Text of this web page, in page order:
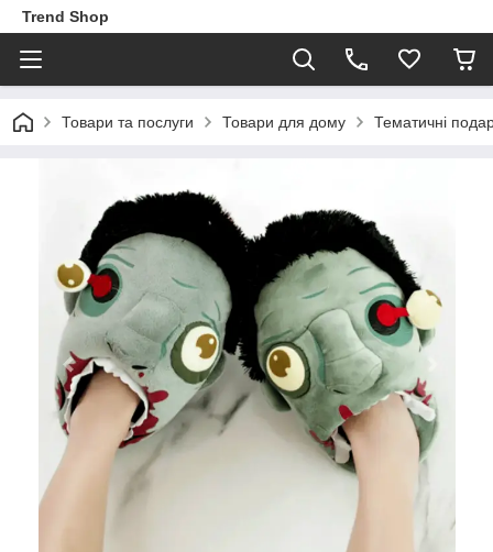
Trend Shop
Товари та послуги Товари для дому Тематичні